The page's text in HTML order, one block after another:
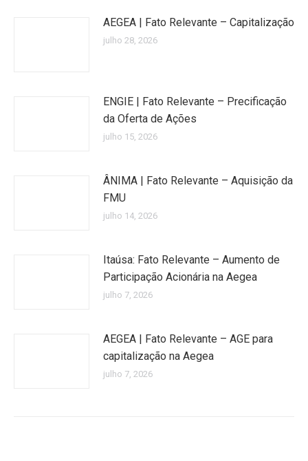
AEGEA | Fato Relevante – Capitalização
julho 28, 2026
ENGIE | Fato Relevante – Precificação
da Oferta de Ações
julho 15, 2026
ÂNIMA | Fato Relevante – Aquisição da
FMU
julho 14, 2026
Itaúsa: Fato Relevante – Aumento de
Participação Acionária na Aegea
julho 7, 2026
AEGEA | Fato Relevante – AGE para
capitalização na Aegea
julho 7, 2026